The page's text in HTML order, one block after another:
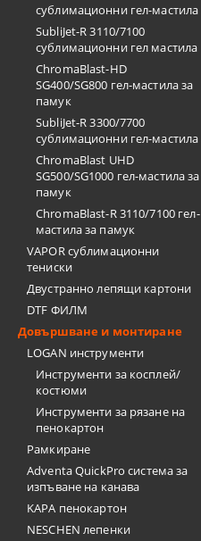
сублимационни гел-мастила
SubliJet-R 3110/7100
сублимационни гел мастила
ChromaBlast-HD
SG400/SG800 гел-мастила за
памук
SubliJet-R 3300/7700
сублимационни гел-мастила
ChromaBlast UHD
SG500/SG1000 гел-мастила за
памук
ChromaBlast-R 3110/7100 гел-
мастила за памук
VAPOR сублимационни
тениски
Двустранно лепящи картони
DTF ФИЛМ
Довършване и монтиране
LOGAN инструменти
Инструменти за косплей/
костюми
Инструменти за рязане на
пенокартон
Рамкиране
Adventa QuickPro система за
изпъване на канава
KAPA пенокартон
NESCHEN лепенки